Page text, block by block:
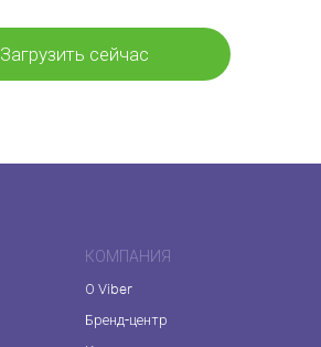
Загрузить сейчас
КОМПАНИЯ
О Viber
Бренд-центр